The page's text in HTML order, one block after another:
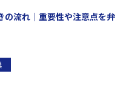
の流れ｜重要性や注意点を弁